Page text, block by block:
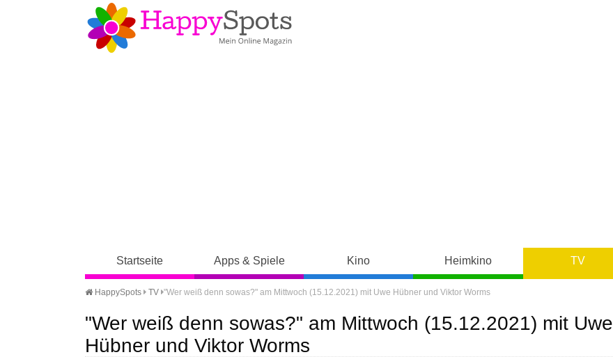
Startseite Apps & Spiele Kino Heimkino TV
HappySpots TV "Wer weiß denn sowas?" am Mittwoch (15.12.2021) mit Uwe Hübner und Viktor Worms
"Wer weiß denn sowas?" am Mittwoch (15.12.2021) mit Uwe
Hübner und Viktor Worms